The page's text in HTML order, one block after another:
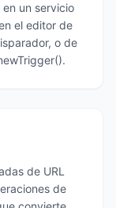
un servicio
el editor de
o de
de URL
de